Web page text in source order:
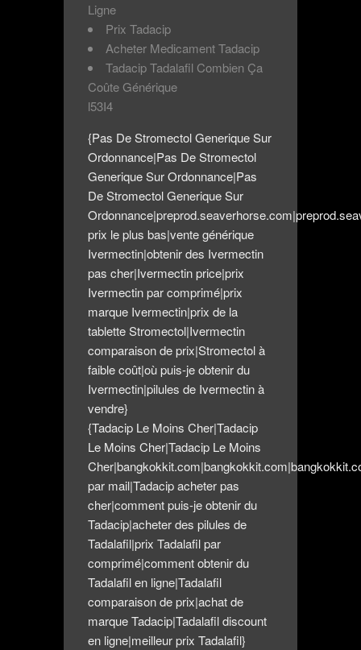
Ligne
Prix Tadacip
Acheter Medicament Tadacip
Tadacip Tadalafil Combien Ça
Coûte Générique
l53I4
{Pas De Stromectol Generique Sur
Ordonnance|Pas De Stromectol
Generique Sur Ordonnance|Pas
De Stromectol Generique Sur
prix le plus bas|vente générique
Ivermectin|obtenir des Ivermectin
pas cher|Ivermectin price|prix
Ivermectin par comprimé|prix
marque Ivermectin|prix de la
tablette Stromectol|Ivermectin
comparaison de prix|Stromectol à
faible coût|où puis-je obtenir du
Ivermectin|pilules de Ivermectin à
vendre}
{Tadacip Le Moins Cher|Tadacip
Le Moins Cher|Tadacip Le Moins
par mail|Tadacip acheter pas
cher|comment puis-je obtenir du
Tadacip|acheter des pilules de
Tadalafil|prix Tadalafil par
comprimé|comment obtenir du
Tadalafil en ligne|Tadalafil
comparaison de prix|achat de
marque Tadacip|Tadalafil discount
en ligne|meilleur prix Tadalafil}